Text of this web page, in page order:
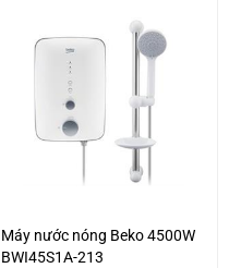
Máy nước nóng Beko 4500W
BWI45S1A-213